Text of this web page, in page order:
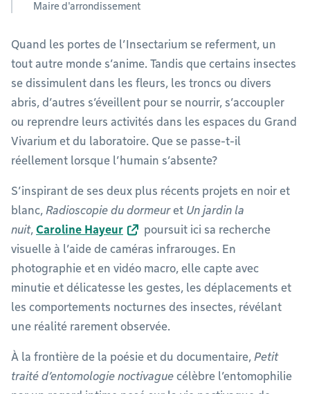
Maire d'arrondissement
Quand les portes de l’Insectarium se referment, un
tout autre monde s’anime. Tandis que certains insectes
se dissimulent dans les fleurs, les troncs ou divers
abris, d’autres s’éveillent pour se nourrir, s’accoupler
ou reprendre leurs activités dans les espaces du Grand
Vivarium et du laboratoire. Que se passe-t-il
réellement lorsque l’humain s’absente?
S’inspirant de ses deux plus récents projets en noir et
blanc, Radioscopie du dormeuret Un jardin la
nuit, Caroline Hayeur
poursuit ici sa recherche
visuelle à l’aide de caméras infrarouges. En
photographie et en vidéo macro, elle capte avec
minutie et délicatesse les gestes, les déplacements et
les comportements nocturnes des insectes, révélant
une réalité rarement observée.
À la frontière de la poésie et du documentaire, Petit
traité d’entomologie noctivague célèbre l’entomophilie